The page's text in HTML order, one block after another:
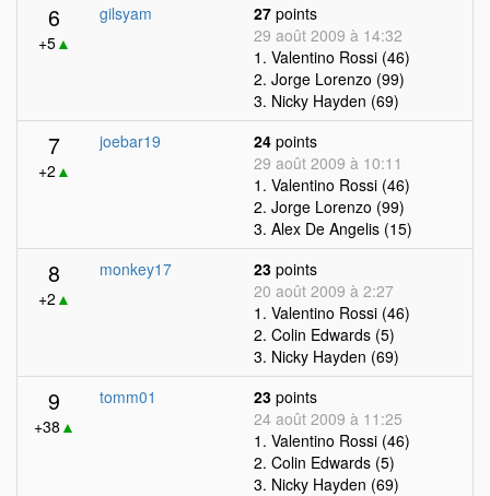
6
+5▲
gilsyam 27 points
29 août 2009 à 14:32
1. Valentino Rossi (46)
2. Jorge Lorenzo (99)
3. Nicky Hayden (69)
7
+2 ▲
joebar19 24 points
29 août 2009 à 10:11
1. Valentino Rossi (46)
2. Jorge Lorenzo (99)
3. Alex De Angelis (15)
8
+2 ▲
monkey17 23 points
20 août 2009 à 2:27
1. Valentino Rossi (46)
2. Colin Edwards (5)
3. Nicky Hayden (69)
9
+38 ▲
tomm01 23 points
24 août 2009 à 11:25
1. Valentino Rossi (46)
2. Colin Edwards (5)
3. Nicky Hayden (69)